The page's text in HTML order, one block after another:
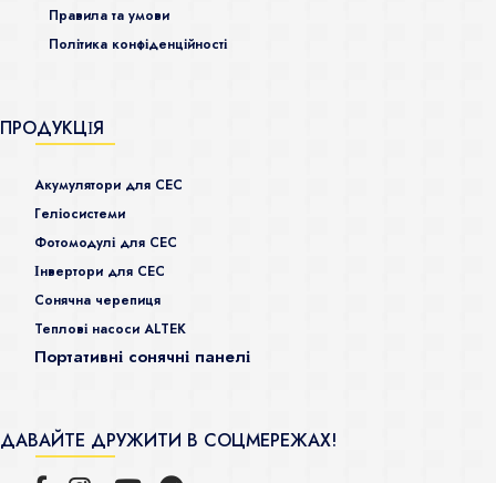
Правила та умови
Політика конфіденційності
ПРОДУКЦІЯ
Акумулятори для СЕС
Гeліосистеми
Фотомодулі для СЕС
Інвертори для СЕС
Сонячна черепиця
Теплові насоси ALTEK
Портативні сонячні панелі
ДАВАЙТЕ ДРУЖИТИ В СОЦМЕРЕЖАХ!